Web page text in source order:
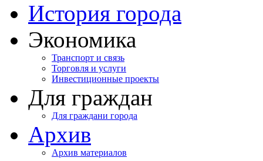
История города
Экономика
Транспорт и связь
Торговля и услуги
Инвестиционные проекты
Для граждан
Для граждани города
Архив
Архив материалов